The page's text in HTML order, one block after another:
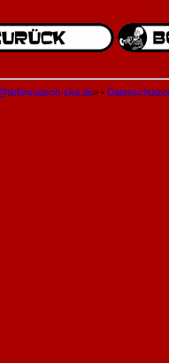
ska.de> •